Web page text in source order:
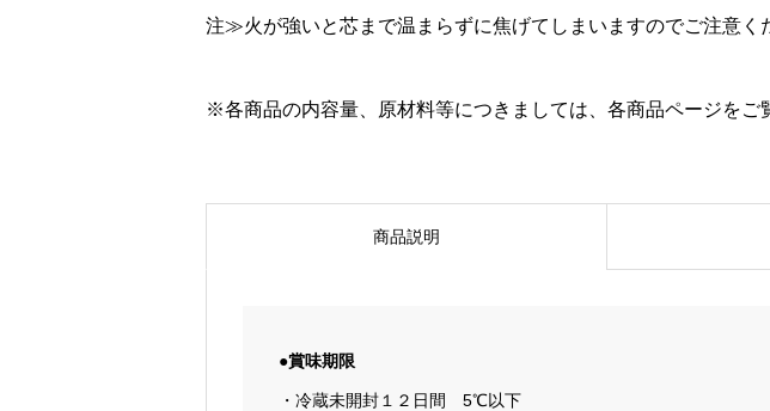
注≫火が強いと芯まで温まらずに焦げてしまいますのでご注意く
※各商品の内容量、原材料等につきましては、各商品ページをご
商品説明
●賞味期限
・冷蔵未開封１２日間 5℃以下